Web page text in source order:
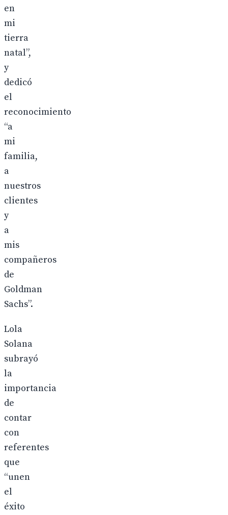
en
mi
tierra
natal”,
y
dedicó
el
reconocimiento
“a
mi
familia,
a
nuestros
clientes
y
a
mis
compañeros
de
Goldman
Sachs”.
Lola
Solana
subrayó
la
importancia
de
contar
con
referentes
que
“unen
el
éxito